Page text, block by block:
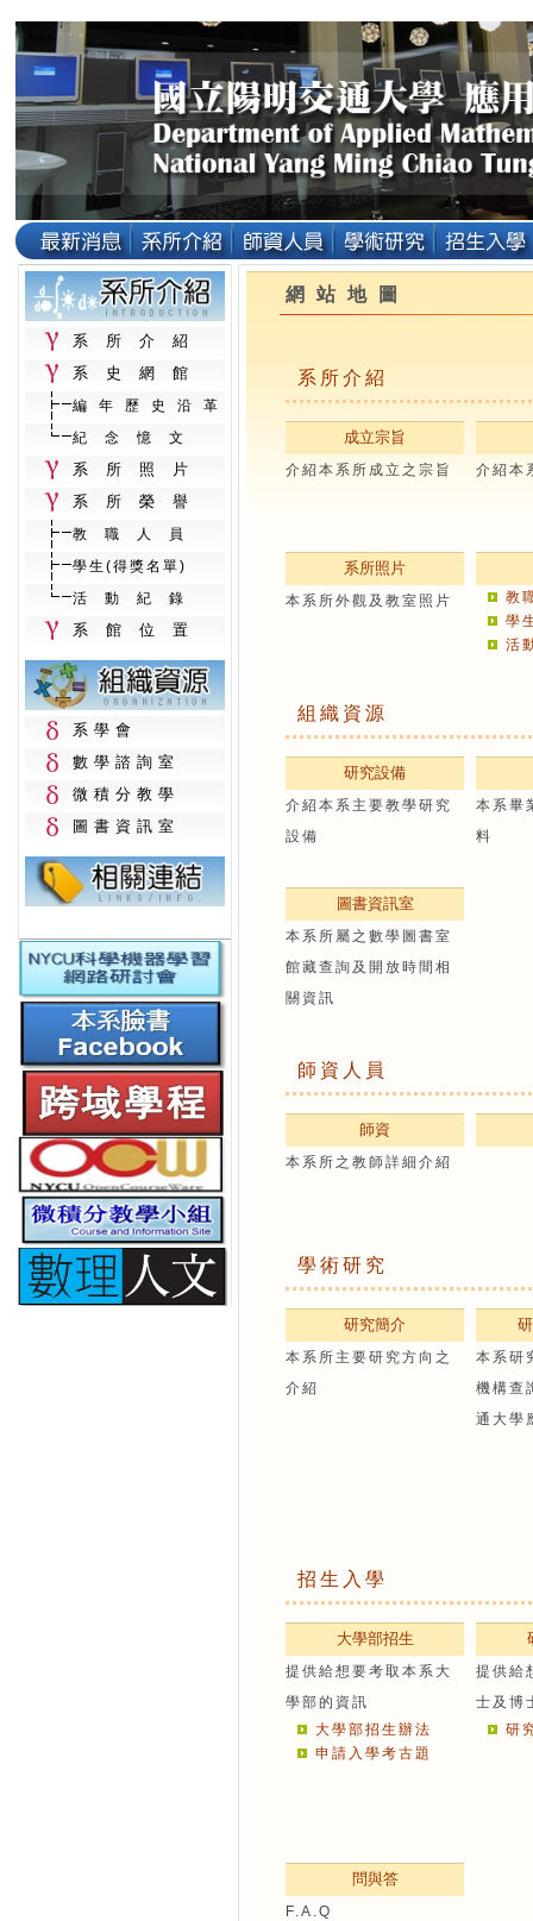
系所介紹
系史網館
編年歷史沿革
紀念憶文
系所照片
系所榮譽
教職人員
學生(得獎名單)
活動紀錄
系館位置
系學會
數學諮詢室
微積分教學
圖書資訊室
網站地圖
系所介紹
成立宗旨
介紹本系所成立之宗旨 介紹本
系所照片
本系所外觀及教室照片
教
學
活
組織資源
研究設備
介紹本系主要教學研究
設備
本系畢
料
圖書資訊室
本系所屬之數學圖書室
館藏查詢及開放時間相
關資訊
師資人員
師資
本系所之教師詳細介紹
學術研究
研究簡介
本系所主要研究方向之
介紹
本系研
機構查
通大學
招生入學
大學部招生
提供給想要考取本系大
學部的資訊
大學部招生辦法
申請入學考古題
提供給
士及博
研
問與答
F.A.Q